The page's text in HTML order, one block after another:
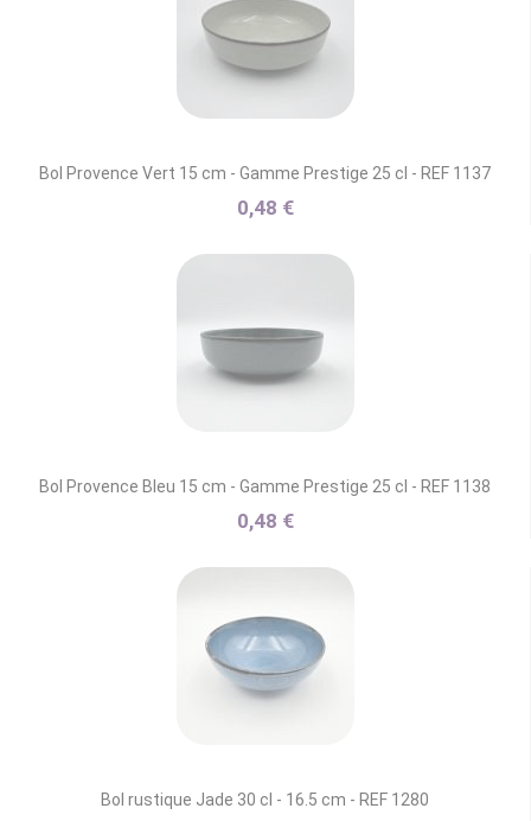
Bol Provence Vert 15 cm - Gamme Prestige 25 cl - REF 1137
0,48 €
Bol Provence Bleu 15 cm - Gamme Prestige 25 cl - REF 1138
0,48 €
Bol rustique Jade 30 cl - 16.5 cm - REF 1280